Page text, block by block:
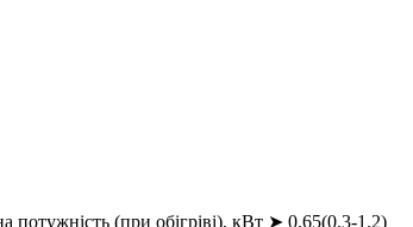
потужність (при обігріві), кВт ➤ 0.65(0.3-1.2)